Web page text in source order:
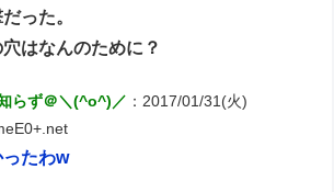
った。
はなんのために？
らず＠＼(^o^)／ ：2017/01/31(火)
たわw